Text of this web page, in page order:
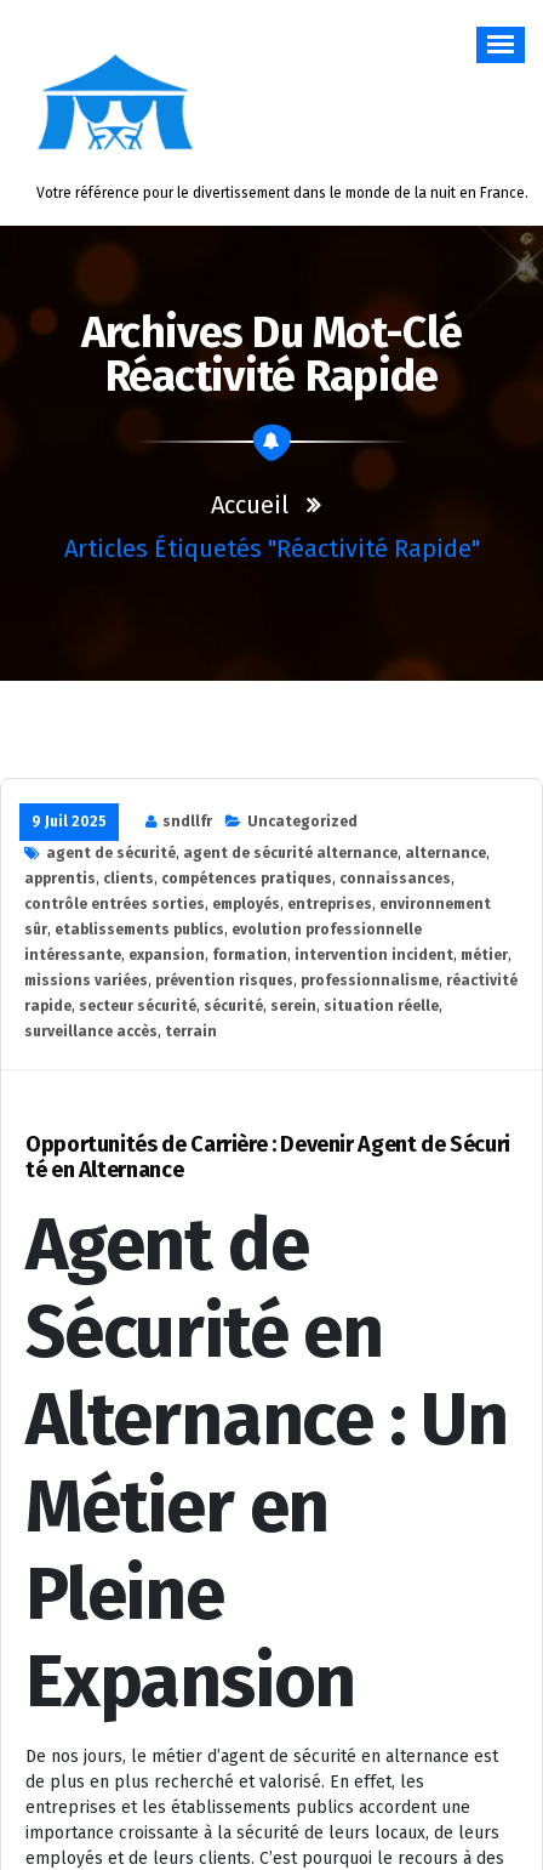
Votre référence pour le divertissement dans le monde de la nuit en France.
Archives Du Mot-Clé
Réactivité Rapide
Accueil
Articles Étiquetés "réactivité Rapide"
9 Juil 2025 sndllfr
Uncategorized
agent de sécurité, agent de sécurité alternance, alternance,
apprentis, clients, compétences pratiques, connaissances,
contrôle entrées sorties, employés, entreprises, environnement
sûr, etablissements publics, evolution professionnelle
intéressante, expansion, formation, intervention incident, métier,
missions variées, prévention risques, professionnalisme, réactivité
rapide, secteur sécurité, sécurité, serein, situation réelle,
surveillance accès, terrain
Opportunités de Carrière : Devenir Agent de Sécuri
té en Alternance
Agent de
Sécurité en
Alternance : Un
Métier en
Pleine
Expansion
De nos jours, le métier d’agent de sécurité en alternance est
de plus en plus recherché et valorisé. En effet, les
entreprises et les établissements publics accordent une
importance croissante à la sécurité de leurs locaux, de leurs
employés et de leurs clients. C’est pourquoi le recours à des